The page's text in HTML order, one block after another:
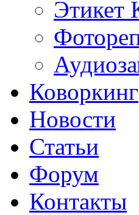
Этикет
Коворкинг
Новости
Статьи
Форум
Контакты